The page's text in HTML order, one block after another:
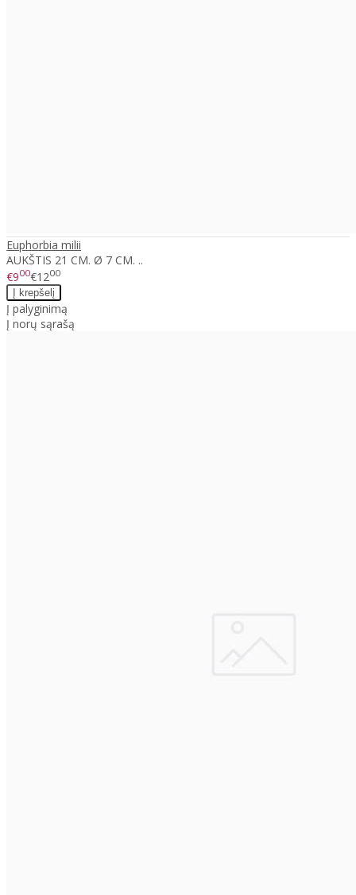
Euphorbia milii
AUKŠTIS 21 CM. Ø 7 CM. ..
€900€1200
Į palyginimą
Į norų sąrašą